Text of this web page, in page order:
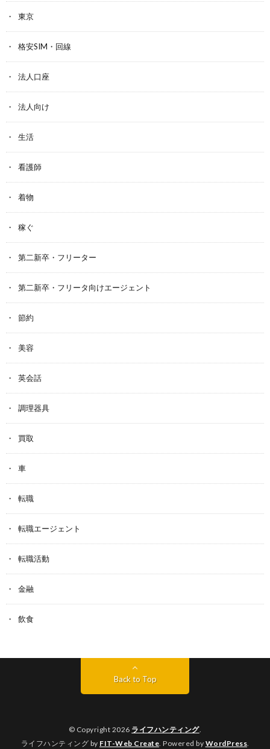
東京
格安SIM・回線
法人口座
法人向け
生活
看護師
着物
稼ぐ
第二新卒・フリーター
第二新卒・フリータ向けエージェント
節約
美容
英会話
調理器具
買取
車
転職
転職エージェント
転職活動
金融
飲食
Back to Top
© Copyright 2026 ライフハンティング.
ライフハンティング by FIT-Web Create. Powered by WordPress.